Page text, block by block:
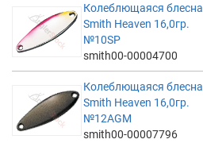
Колеблющаяся блесна
Smith Heaven 16,0гр.
№10SP
smith00-00004700
Колеблющаяся блесна
Smith Heaven 16,0гр.
№12AGM
smith00-00007796